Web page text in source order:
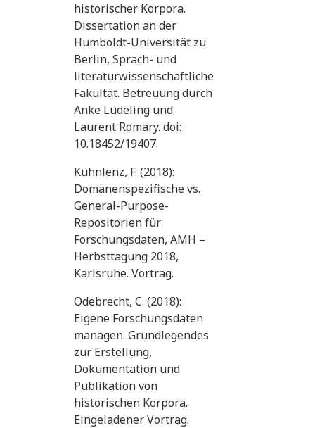
historischer Korpora.
Dissertation an der
Humboldt-Universität zu
Berlin, Sprach- und
literaturwissenschaftliche
Fakultät. Betreuung durch
Anke Lüdeling und
Laurent Romary. doi:
10.18452/19407.
Kühnlenz, F. (2018):
Domänenspezifische vs.
General-Purpose-
Repositorien für
Forschungsdaten, AMH –
Herbsttagung 2018,
Karlsruhe. Vortrag.
Odebrecht, C. (2018):
Eigene Forschungsdaten
managen. Grundlegendes
zur Erstellung,
Dokumentation und
Publikation von
historischen Korpora.
Eingeladener Vortrag.